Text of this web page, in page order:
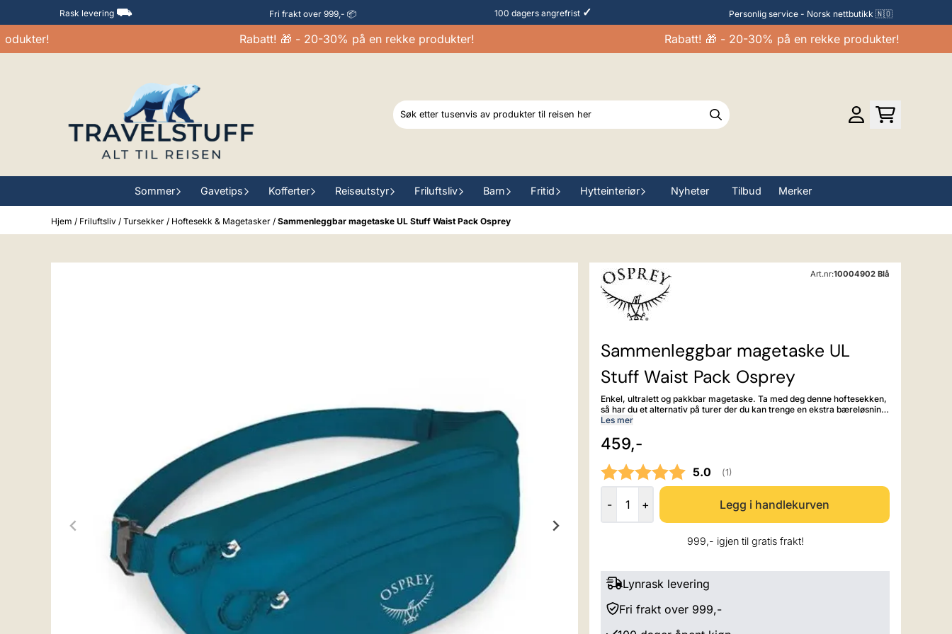
Hopp til innholdRask levering ⛟ Fri frakt over 999,- 📦 100 dagers angrefrist ✓ Personlig service - Norsk nettbutikk 🇳🇴
Rabatt! 🎁 - 20-30% på en rekke produkter! Rabatt! 🎁 - 20-30% på en rekke produkter!
Sommer Gavetips Kofferter Reiseutstyr Friluftsliv Barn Fritid Hytteinteriør Nyheter Tilbud Merker
Hjem / Friluftsliv / Tursekker / Hoftesekk & Magetasker / Sammenleggbar magetaske UL Stuff Waist Pack Osprey
Art.nr:10004902 Blå
Sammenleggbar magetaske UL
Stuff Waist Pack Osprey
Enkel, ultralett og pakkbar magetaske. Ta med deg denne hoftesekken,
så har du et alternativ på turer der du kan trenge en ekstra bæreløsning.
To glidelåslommer med innvendig organisering holder orden på
trenger hoftesekken, kan den stues bort i sin egen lomme i påvente av
nye eventyr. Laget med tanke på bærekraft ved bruk av bluesign-
godkjente resirkulerte stoffer av høy kvalitet.
Les mer
459,-
Gjennomsnittskarakter:
5.0 (stemmer:
1)
- +
999,- igjen til gratis frakt!
Lynrask levering
Fri frakt over 999,-